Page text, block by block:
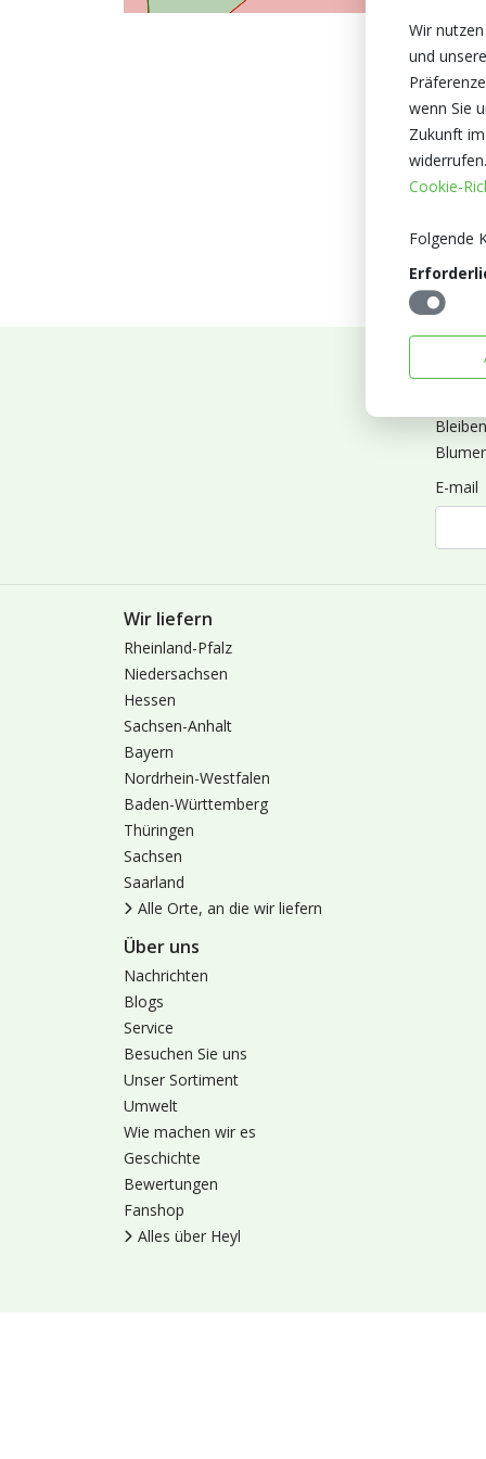
E-mail
Wir liefern
Rheinland-Pfalz
Niedersachsen
Hessen
Sachsen-Anhalt
Bayern
Nordrhein-Westfalen
Baden-Württemberg
Thüringen
Sachsen
Saarland
Alle Orte, an die wir liefern
Über uns
Nachrichten
Blogs
Service
Besuchen Sie uns
Unser Sortiment
Umwelt
Wie machen wir es
Geschichte
Bewertungen
Fanshop
Alles über Heyl
Wir
und
wenn Sie
Zukunft
Cookie-
Folgende